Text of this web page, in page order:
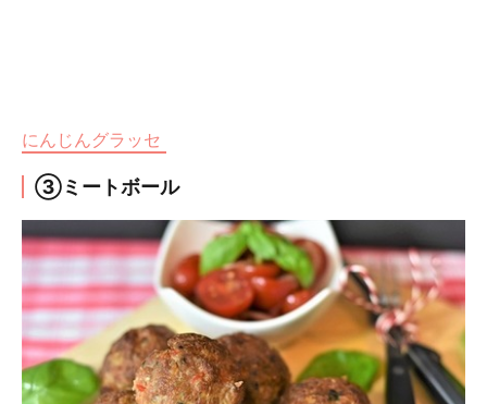
にんじんグラッセ
③ミートボール